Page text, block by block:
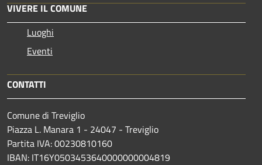
VIVERE IL COMUNE
Luoghi
Eventi
CONTATTI
Comune di Treviglio
Piazza L. Manara 1 - 24047 - Treviglio
Partita IVA: 00230810160
IBAN: IT16Y0503453640000000004819